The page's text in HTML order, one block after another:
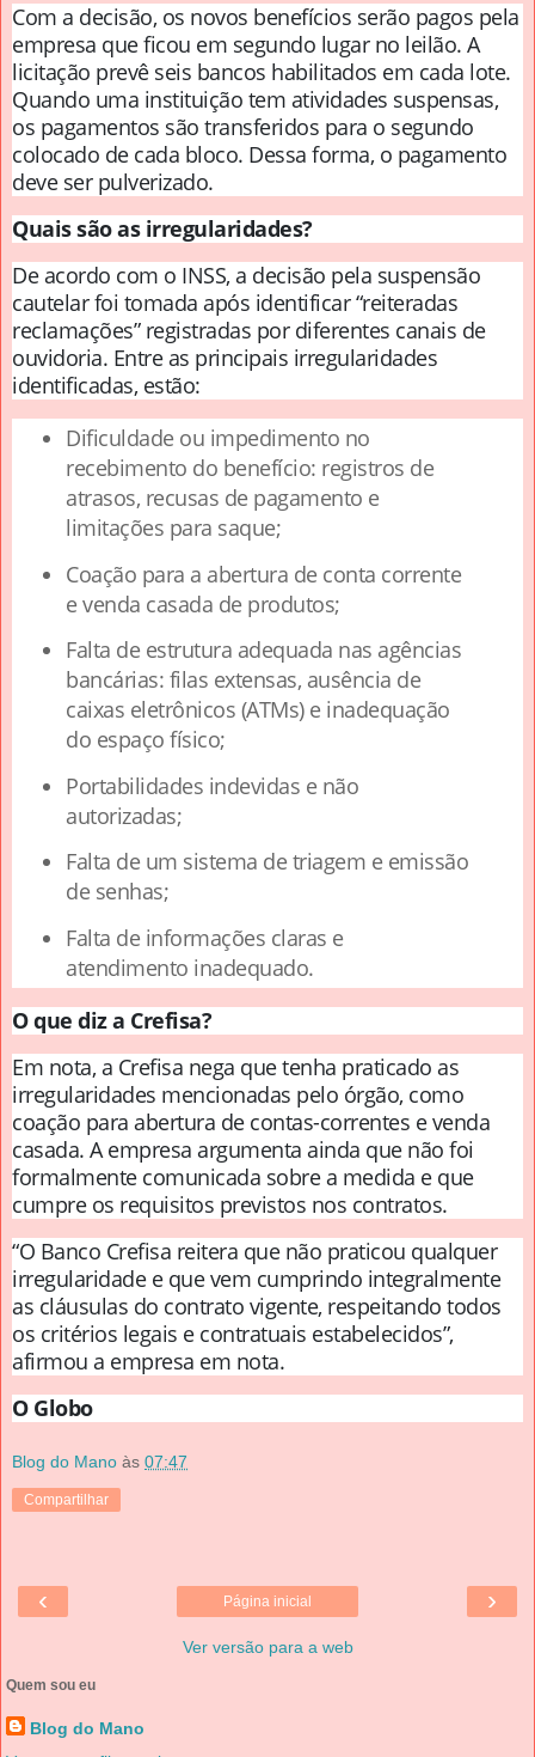
Com a decisão, os novos benefícios serão pagos pela
empresa que ficou em segundo lugar no leilão. A
licitação prevê seis bancos habilitados em cada lote.
Quando uma instituição tem atividades suspensas,
os pagamentos são transferidos para o segundo
colocado de cada bloco. Dessa forma, o pagamento
deve ser pulverizado.
Quais são as irregularidades?
De acordo com o INSS, a decisão pela suspensão
cautelar foi tomada após identificar “reiteradas
reclamações” registradas por diferentes canais de
ouvidoria. Entre as principais irregularidades
identificadas, estão:
Dificuldade ou impedimento no
recebimento do benefício: registros de
atrasos, recusas de pagamento e
limitações para saque;
Coação para a abertura de conta corrente
e venda casada de produtos;
Falta de estrutura adequada nas agências
bancárias: filas extensas, ausência de
caixas eletrônicos (ATMs) e inadequação
do espaço físico;
Portabilidades indevidas e não
autorizadas;
Falta de um sistema de triagem e emissão
de senhas;
Falta de informações claras e
atendimento inadequado.
O que diz a Crefisa?
Em nota, a Crefisa nega que tenha praticado as
irregularidades mencionadas pelo órgão, como
coação para abertura de contas-correntes e venda
casada. A empresa argumenta ainda que não foi
formalmente comunicada sobre a medida e que
cumpre os requisitos previstos nos contratos.
“O Banco Crefisa reitera que não praticou qualquer
irregularidade e que vem cumprindo integralmente
as cláusulas do contrato vigente, respeitando todos
os critérios legais e contratuais estabelecidos”,
afirmou a empresa em nota.
O Globo
Blog do Mano às 07:47
Compartilhar
‹ ›
Página inicial
Ver versão para a web
Quem sou eu
Blog do Mano